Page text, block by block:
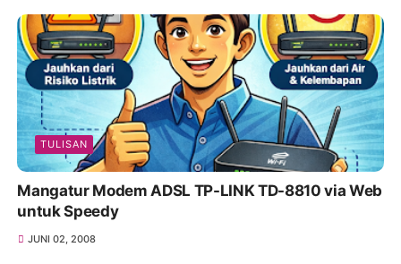
TULISAN
Mangatur Modem ADSL TP-LINK TD-8810 via Web
untuk Speedy
JUNI 02, 2008